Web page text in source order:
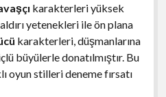
karakterleri yüksek
yetenekleri ile ön plana
karakterleri, düşmanlarına
büyülerle donatılmıştır. Bu
oyun stilleri deneme fırsatı